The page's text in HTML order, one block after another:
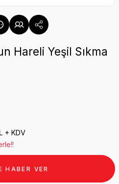
Hareli Yeşil Sıkma
+ KDV
HABER VER